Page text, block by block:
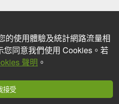
的使用體驗及統計網路流量相
您同意我們使用 Cookies。若
聲明 。
接受